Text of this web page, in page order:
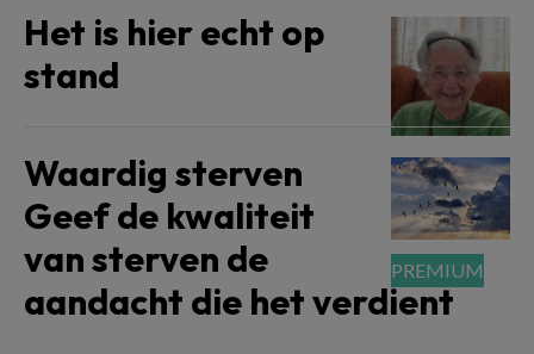
Het is hier echt op
stand
Waardig sterven
Geef de kwaliteit
van sterven de
aandacht die het verdient